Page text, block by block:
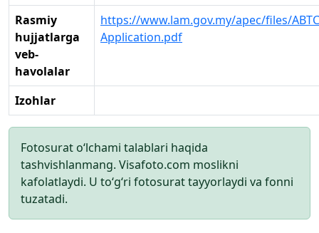
Rasmiy
hujjatlarga
veb-
havolalar
https://www.lam.gov.my/apec/files/
Application.pdf
Izohlar
Fotosurat o‘lchami talablari haqida
tashvishlanmang. Visafoto.com moslikni
kafolatlaydi. U to‘g‘ri fotosurat tayyorlaydi va fonni
tuzatadi.